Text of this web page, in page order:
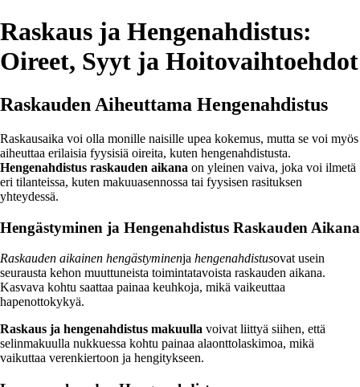
Raskaus ja Hengenahdistus:
Oireet, Syyt ja Hoitovaihtoehdot
Raskauden Aiheuttama Hengenahdistus
Raskausaika voi olla monille naisille upea kokemus, mutta se voi myös
aiheuttaa erilaisia fyysisiä oireita, kuten hengenahdistusta.
Hengenahdistus raskauden aikana on yleinen vaiva, joka voi ilmetä
eri tilanteissa, kuten makuuasennossa tai fyysisen rasituksen
yhteydessä.
Hengästyminen ja Hengenahdistus Raskauden Aikana
Raskauden aikainen hengästyminenja hengenahdistusovat usein
seurausta kehon muuttuneista toimintatavoista raskauden aikana.
Kasvava kohtu saattaa painaa keuhkoja, mikä vaikeuttaa
hapenottokykyä.
Raskaus ja hengenahdistus makuulla voivat liittyä siihen, että
selinmakuulla nukkuessa kohtu painaa alaonttolaskimoa, mikä
vaikuttaa verenkiertoon ja hengitykseen.